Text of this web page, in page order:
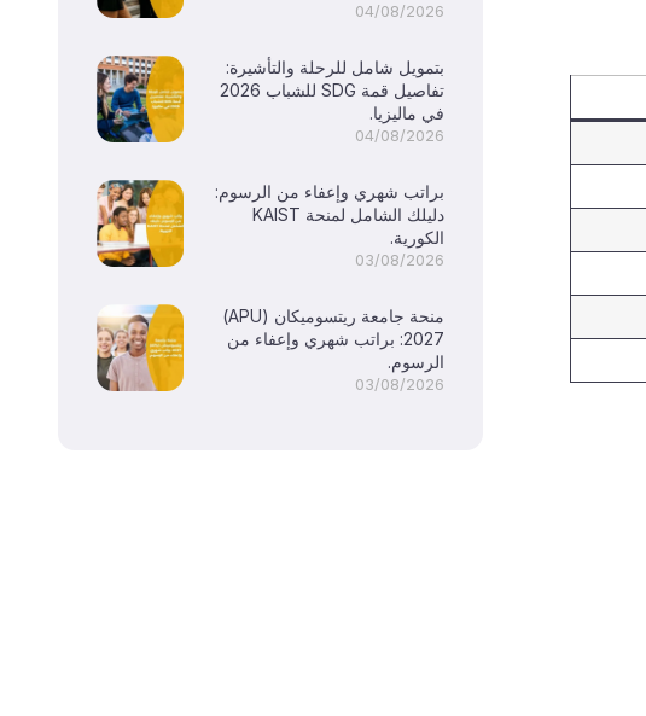
04/08/2026
بتمويل شامل للرحلة والتأشيرة:
تفاصيل قمة SDG للشباب 2026
في ماليزيا.
04/08/2026
براتب شهري وإعفاء من الرسوم:
دليلك الشامل لمنحة KAIST
الكورية.
03/08/2026
منحة جامعة ريتسوميكان (APU)
2027: براتب شهري وإعفاء من
الرسوم.
03/08/2026